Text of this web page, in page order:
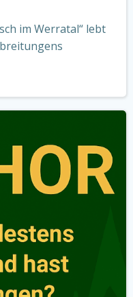
im Werratal“ lebt